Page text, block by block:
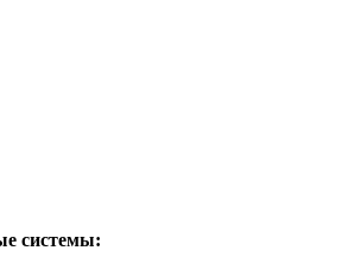
системы: